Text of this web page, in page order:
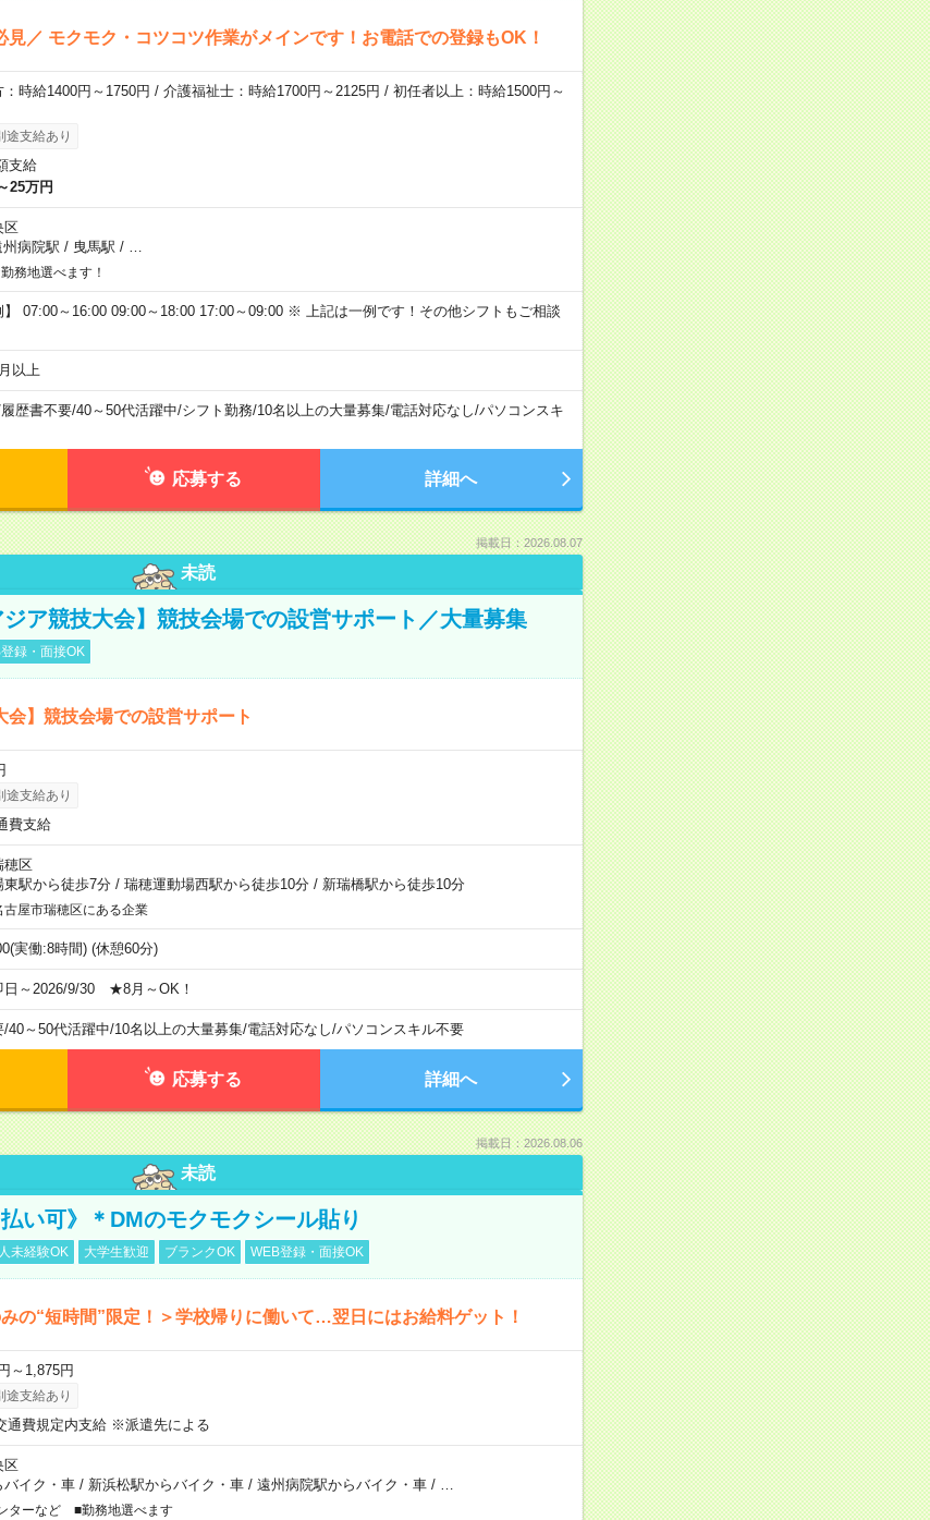
見／ モクモク・コツコツ作業がメインです！お電話での登録もOK！
時給1400円～1750円 / 介護福祉士：時給1700円～2125円 / 初任者以上：時給1500円～
途支給あり
支給
25万円
区
州病院駅 / 曳馬駅 /
地選べます！
】 07:00～16:00 09:00～18:00 17:00～09:00 ※ 上記は一例です！その他シフトもご相談
以上
履歴書不要/40～50代活躍中/シフト勤務/10名以上の大量募集/電話対応なし/パソコンスキ
応募する 詳細へ
掲載日：2026.08.07
未読
ア競技大会】競技会場での設営サポート／大量募集
録・面接OK
会】競技会場での設営サポート
途支給あり
費支給
穂区
東駅から徒歩7分/ 瑞穂運動場西駅から徒歩10分/ 新瑞橋駅から徒歩10分
古屋市瑞穂区にある企業
実働:8時間) (休憩60分)
日～2026/9/30 ★8月～OK！
/40～50代活躍中/10名以上の大量募集/電話対応なし/パソコンスキル不要
応募する 詳細へ
掲載日：2026.08.06
未読
い可》＊DMのモクモクシール貼り
未経験OK 大学生歓迎 ブランクOK WEB登録・面接OK
の“短時間”限定！＞学校帰りに働いて…翌日にはお給料ゲット！
～1,875円
途支給あり
通費規定内支給 ※派遣先による
区
バイク・車/ 新浜松駅からバイク・車/ 遠州病院駅からバイク・車/
ターなど ■勤務地選べます